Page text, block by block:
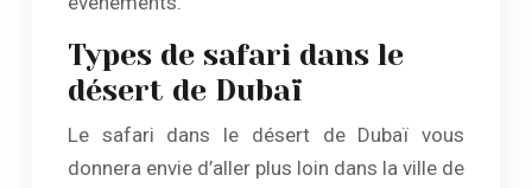
Types de safari dans le
désert de Dubaï
Le safari dans le désert de Dubaï vous
donnera envie d’aller plus loin dans la ville de